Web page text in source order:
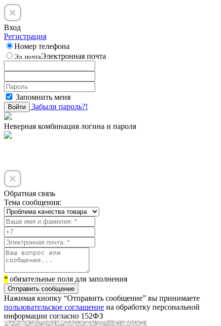
Вход
Регистрация
Номер телефона
Эл. почтаЭлектронная почта
Запомнить меня
Войти Забыли пароль?!
Неверная комбинация логина и пароля
Обратная связь
Тема сообщения:
* обязательные поля для заполнения
Отправить сообщение
Нажимая кнопку “Отправить сообщение” вы принимаете
пользовательское соглашение на обработку персональной
информации согласно 152ФЗ